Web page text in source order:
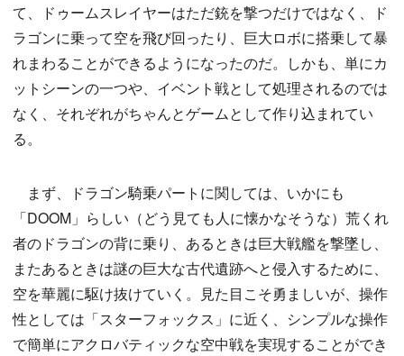
て、ドゥームスレイヤーはただ銃を撃つだけではなく、ド
ラゴンに乗って空を飛び回ったり、巨大ロボに搭乗して暴
れまわることができるようになったのだ。しかも、単にカ
ットシーンの一つや、イベント戦として処理されるのでは
なく、それぞれがちゃんとゲームとして作り込まれてい
る。
まず、ドラゴン騎乗パートに関しては、いかにも
「DOOM」らしい（どう見ても人に懐かなそうな）荒くれ
者のドラゴンの背に乗り、あるときは巨大戦艦を撃墜し、
またあるときは謎の巨大な古代遺跡へと侵入するために、
空を華麗に駆け抜けていく。見た目こそ勇ましいが、操作
性としては「スターフォックス」に近く、シンプルな操作
で簡単にアクロバティックな空中戦を実現することができ